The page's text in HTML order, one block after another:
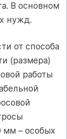
В основном
нужд.
от способа
(размера)
работы
мм – особых